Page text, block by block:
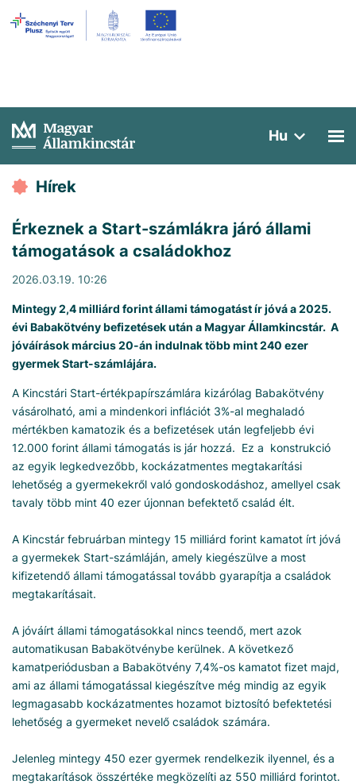
Hu
Hírek
Érkeznek a Start-számlákra járó állami
támogatások a családokhoz
2026.03.19. 10:26
Mintegy 2,4 milliárd forint állami támogatást ír jóvá a 2025.
évi Babakötvény befizetések után a Magyar Államkincstár. A
jóváírások március 20-án indulnak több mint 240 ezer
gyermek Start-számlájára.
A Kincstári Start-értékpapírszámlára kizárólag Babakötvény
vásárolható, ami a mindenkori inflációt 3%-al meghaladó
mértékben kamatozik és a befizetések után legfeljebb évi
12.000 forint állami támogatás is jár hozzá. Ez a konstrukció
az egyik legkedvezőbb, kockázatmentes megtakarítási
lehetőség a gyermekekről való gondoskodáshoz, amellyel csak
tavaly több mint 40 ezer újonnan befektető család élt.
A Kincstár februárban mintegy 15 milliárd forint kamatot írt jóvá
a gyermekek Start-számláján, amely kiegészülve a most
kifizetendő állami támogatással tovább gyarapítja a családok
megtakarításait.
A jóváírt állami támogatásokkal nincs teendő, mert azok
automatikusan Babakötvénybe kerülnek. A következő
kamatperiódusban a Babakötvény 7,4%-os kamatot fizet majd,
ami az állami támogatással kiegészítve még mindig az egyik
legmagasabb kockázatmentes hozamot biztosító befektetési
lehetőség a gyermeket nevelő családok számára.
Jelenleg mintegy 450 ezer gyermek rendelkezik ilyennel, és a
megtakarítások összértéke megközelíti az 550 milliárd forintot.